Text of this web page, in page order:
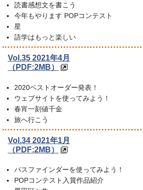
読書感想文を書こう
今年もやります POPコンテスト
星
語学はもっと楽しい
Vol.35 2021年4月
（PDF:2MB）
2020ベストオーダー発表！
ウェブサイトを使ってみよう！
春宵一刻値千金
旅へ行こう
Vol.34 2021年1月
（PDF:2MB）
パスファインダーを使ってみよう！
POPコンテスト入賞作品紹介